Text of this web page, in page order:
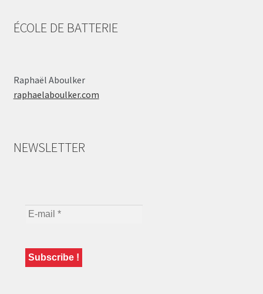
ÉCOLE DE BATTERIE
Raphaël Aboulker
raphaelaboulker.com
NEWSLETTER